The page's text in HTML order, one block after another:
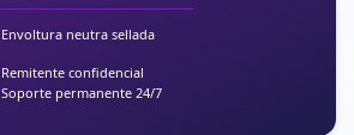
Envoltura neutra sellada
Remitente confidencial
Soporte permanente 24/7